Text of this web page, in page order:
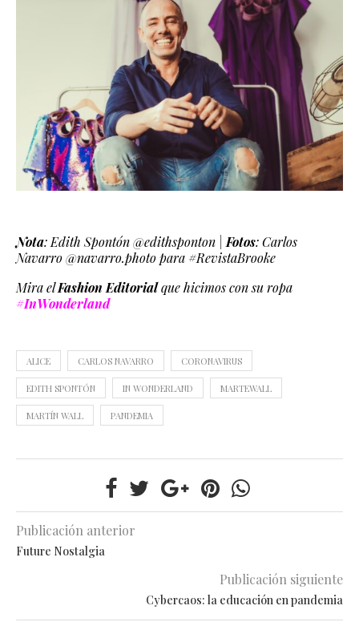
Nota: Edith Spontón@edithsponton | Fotos: Carlos
Navarro @navarro.photo para #RevistaBrooke
Mira elFashion Editorialque hicimos con su ropa
#InWonderland
ALICE CARLOS NAVARRO CORONAVIRUS
EDITH SPONTÓN IN WONDERLAND MARTEWALL
MARTÍN WALL PANDEMIA
Publicación anterior
Future Nostalgia
Publicación siguiente
Cybercaos: la educación en pandemia